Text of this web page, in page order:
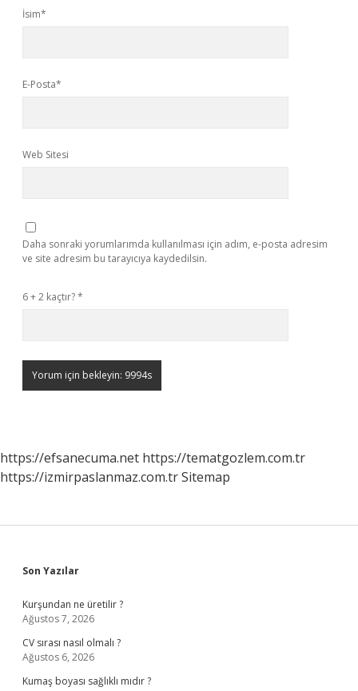
İsim*
E-Posta*
Web Sitesi
Daha sonraki yorumlarımda kullanılması için adım, e-posta adresim
ve site adresim bu tarayıcıya kaydedilsin.
6 + 2 kaçtır?*
https://efsanecuma.net https://tematgozlem.com.tr
https://izmirpaslanmaz.com.trSitemap
Sidebar
Son Yazılar
Kurşundan ne üretilir ?
Ağustos 7, 2026
CV sırası nasıl olmalı ?
Ağustos 6, 2026
Kumaş boyası sağlıklı mıdır ?